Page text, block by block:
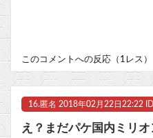
このコメントへの反応（1レス）
16. 匿名 2018年02月22日22:22
え？まだパケ国内ミリ